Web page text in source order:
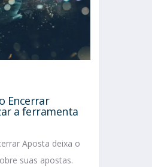
Encerrar
a ferramenta
Aposta deixa o
suas apostas.